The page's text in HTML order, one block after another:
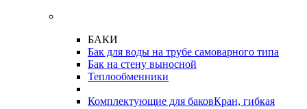
БАКИ
Бак для воды на трубе самоварного типа
Бак на стену выносной
Теплообменники
Комплектующие для баковКран, гибкая